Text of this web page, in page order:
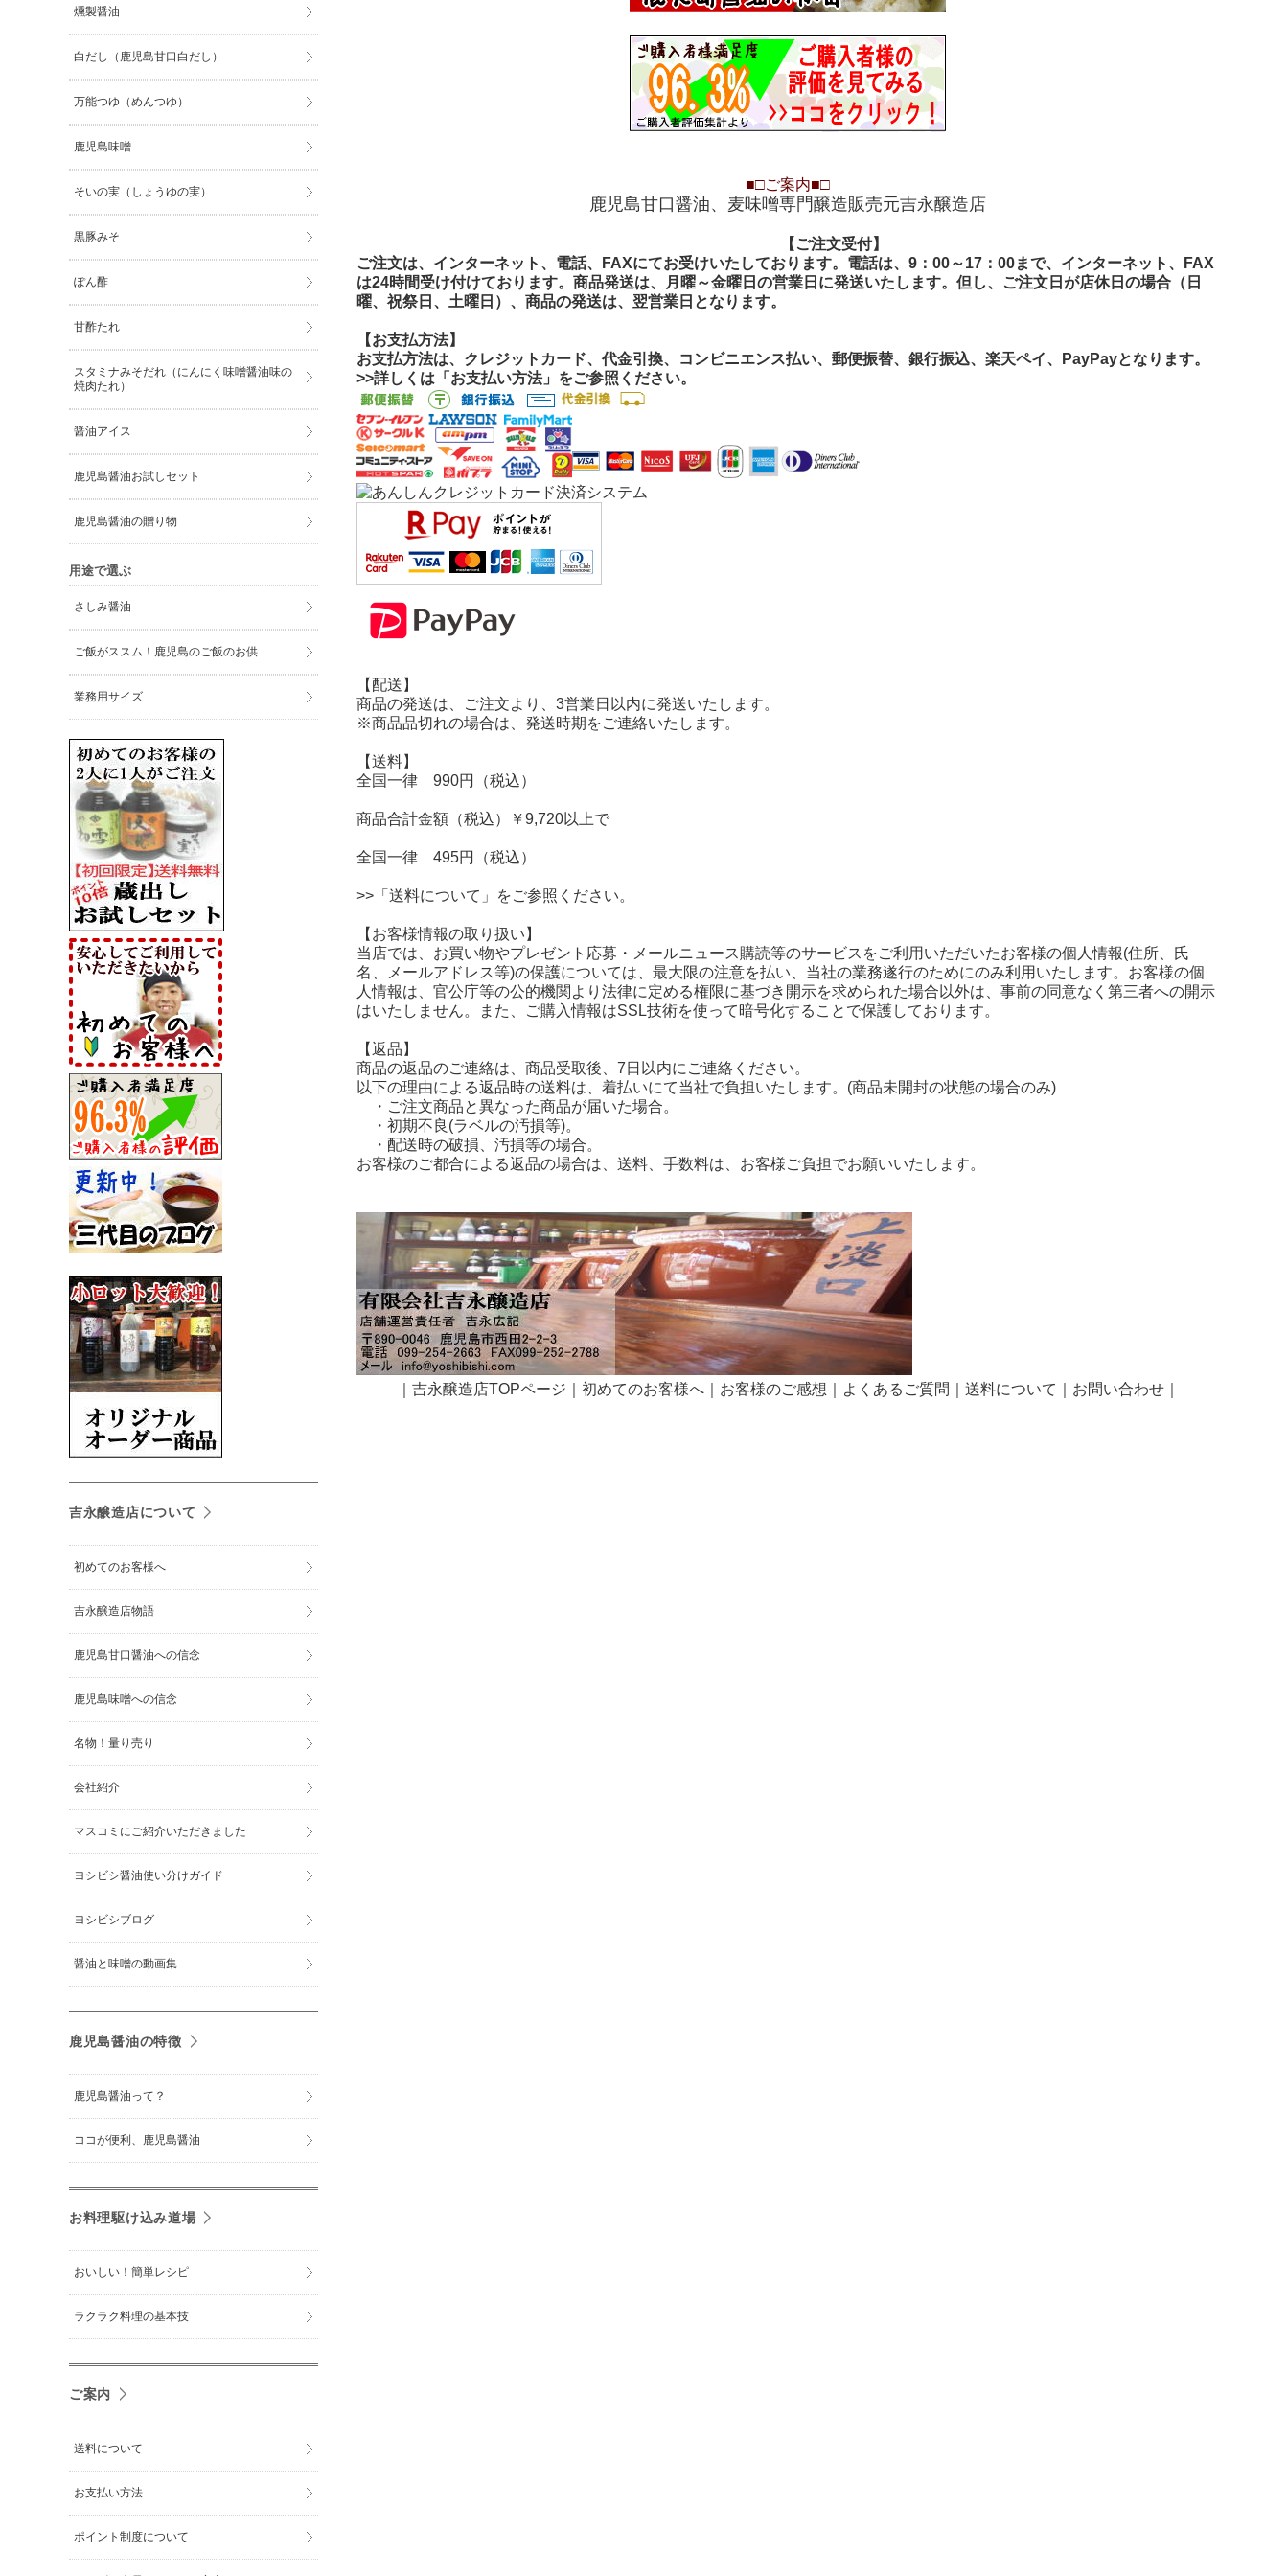
■□ご案内■□
鹿児島甘口醤油、麦味噌専門醸造販売元吉永醸造店
【ご注文受付】
ご注文は、インターネット、電話、FAXにてお受けいたしております。電話は、9：00～17：00まで、インターネット、FAX
は24時間受け付けております。商品発送は、月曜～金曜日の営業日に発送いたします。但し、ご注文日が店休日の場合（日
曜、祝祭日、土曜日）、商品の発送は、翌営業日となります。
【お支払方法】
お支払方法は、クレジットカード、代金引換、コンビニエンス払い、郵便振替、銀行振込、楽天ペイ、PayPayとなります。
>>詳しくは「お支払い方法」をご参照ください。
【配送】
商品の発送は、ご注文より、3営業日以内に発送いたします。
※商品品切れの場合は、発送時期をご連絡いたします。
【送料】
全国一律 990円（税込）
商品合計金額（税込）￥9,720以上で
全国一律 495円（税込）
>>「送料について」をご参照ください。
【お客様情報の取り扱い】
当店では、お買い物やプレゼント応募・メールニュース購読等のサービスをご利用いただいたお客様の個人情報(住所、氏
名、メールアドレス等)の保護については、最大限の注意を払い、当社の業務遂行のためにのみ利用いたします。お客様の個
人情報は、官公庁等の公的機関より法律に定める権限に基づき開示を求められた場合以外は、事前の同意なく第三者への開示
はいたしません。また、ご購入情報はSSL技術を使って暗号化することで保護しております。
【返品】
商品の返品のご連絡は、商品受取後、7日以内にご連絡ください。
以下の理由による返品時の送料は、着払いにて当社で負担いたします。(商品未開封の状態の場合のみ)
・ご注文商品と異なった商品が届いた場合。
・初期不良(ラベルの汚損等)。
・配送時の破損、汚損等の場合。
お客様のご都合による返品の場合は、送料、手数料は、お客様ご負担でお願いいたします。
吉永醸造店TOPページ 初めてのお客様へ｜ お客様のご感想 よくあるご質問 送料について お問い合わせ｜
燻製醤油
白だし（鹿児島甘口白だし）
万能つゆ（めんつゆ）
鹿児島味噌
そいの実（しょうゆの実）
黒豚みそ
ぽん酢
甘酢たれ
スタミナみそだれ（にんにく味噌醤油味の
焼肉たれ）
醤油アイス
鹿児島醤油お試しセット
鹿児島醤油の贈り物
用途で選ぶ
さしみ醤油
ご飯がススム！鹿児島のご飯のお供
業務用サイズ
吉永醸造店について
初めてのお客様へ
吉永醸造店物語
鹿児島甘口醤油への信念
鹿児島味噌への信念
名物！量り売り
会社紹介
マスコミにご紹介いただきました
ヨシビシ醤油使い分けガイド
ヨシビシブログ
醤油と味噌の動画集
鹿児島醤油の特徴
鹿児島醤油って？
ココが便利、鹿児島醤油
お料理駆け込み道場
おいしい！簡単レシピ
ラクラク料理の基本技
ご案内
送料について
お支払い方法
ポイント制度について